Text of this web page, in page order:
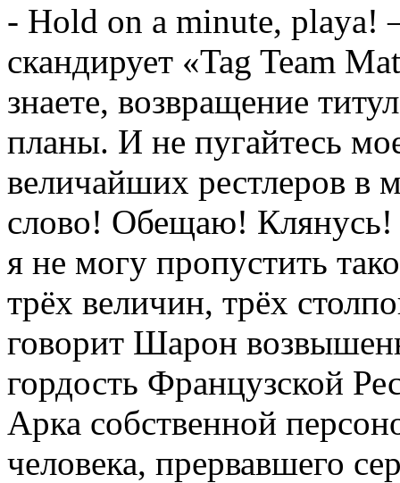
- Hold on a minute, playa!
скандирует «Tag Team
знаете, возвращение
планы. И не пугайтесь
величайших рестлеров в
слово! Обещаю! Клянусь!
я не могу пропустить
трёх величин, трёх
говорит Шарон
гордость Французской
Арка собственной
человека, прервавшего